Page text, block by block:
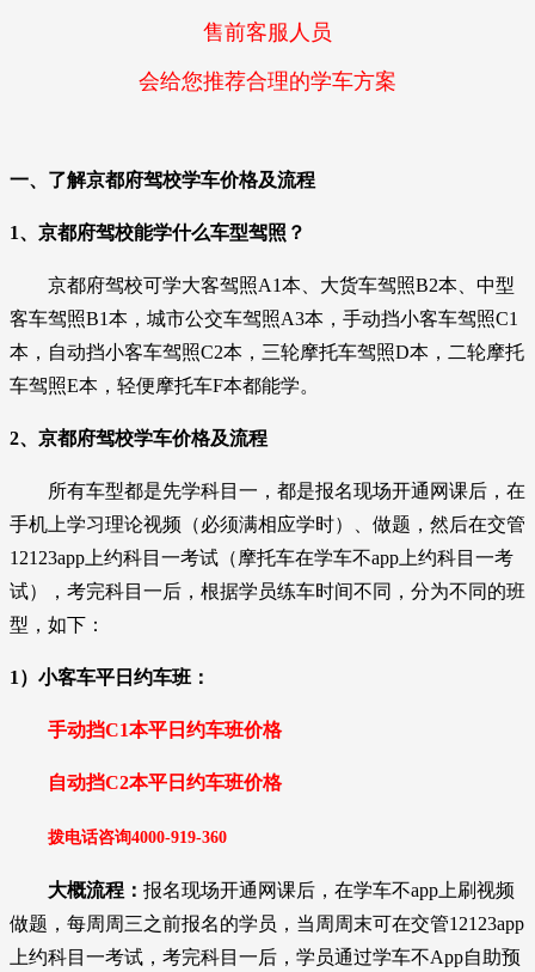
售前客服人员
会给您推荐合理的学车方案
一、了解京都府驾校学车价格及流程
1、京都府驾校能学什么车型驾照？
京都府驾校可学大客驾照A1本、大货车驾照B2本、中型
客车驾照B1本，城市公交车驾照A3本，手动挡小客车驾照C1
本，自动挡小客车驾照C2本，三轮摩托车驾照D本，二轮摩托
车驾照E本，轻便摩托车F本都能学。
2、京都府驾校学车价格及流程
所有车型都是先学科目一，都是报名现场开通网课后，在
手机上学习理论视频（必须满相应学时）、做题，然后在交管
12123app上约科目一考试（摩托车在学车不app上约科目一考
试），考完科目一后，根据学员练车时间不同，分为不同的班
型，如下：
1）小客车平日约车班：
手动挡C1本平日约车班价格
自动挡C2本平日约车班价格
拨电话咨询4000-919-360
大概流程： 报名现场开通网课后，在学车不app上刷视频
做题，每周周三之前报名的学员，当周周末可在交管12123app
上约科目一考试，考完科目一后 ，学员通过学车不App自助预